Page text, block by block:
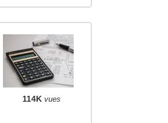
114K vues